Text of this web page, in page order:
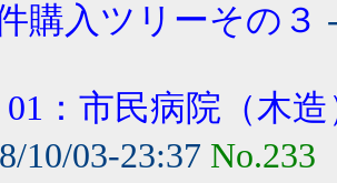
購入ツリーその３
01：市民病院（木
10/03-23:37 No.233